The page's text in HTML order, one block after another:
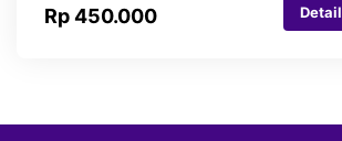
Rp 450.000 Detail